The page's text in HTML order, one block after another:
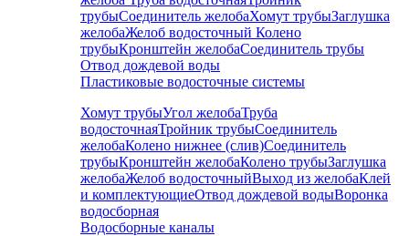
трубыСоединитель желобаХомут трубыЗаглушка
желобаЖелоб водосточный Колено
трубыКронштейн желобаСоединитель трубы
Отвод дождевой воды
Пластиковые водосточные системы
Хомут трубыУгол желобаТруба
водосточнаяТройник трубыСоединитель
желобаКолено нижнее (слив)Соединитель
трубыКронштейн желобаКолено трубыЗаглушка
желобаЖелоб водосточныйВыход из желобаКлей
и комплектующиеОтвод дождевой водыВоронка
водосборная
Водосборные каналы